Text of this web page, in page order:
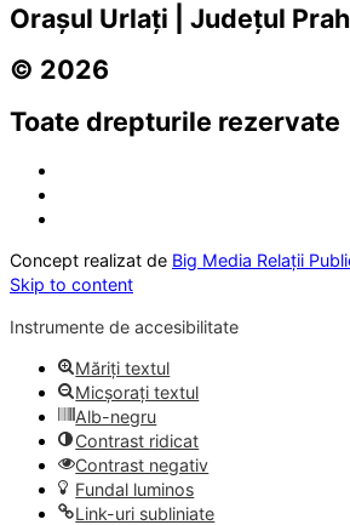
Orașul Urlați | Județul
© 2026
Toate drepturile rezervate
Concept realizat de Big Media Relații
Skip to content
Instrumente de accesibilitate
Măriți textul
Micșorați textul
Alb-negru
Contrast ridicat
Contrast negativ
Fundal luminos
Link-uri subliniate